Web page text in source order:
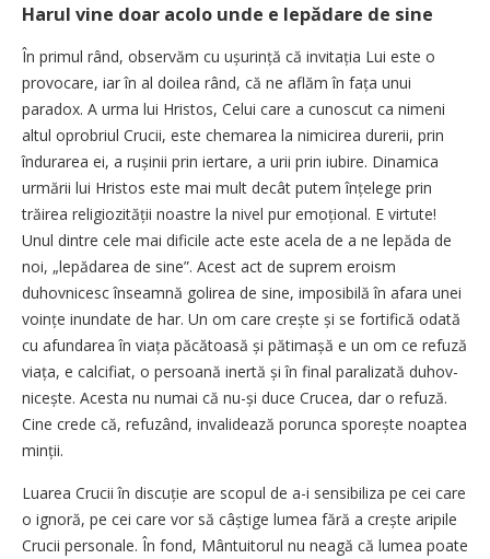
Harul vine doar acolo unde e lepădare de sine
În primul rând, observăm cu ușurință că invitația Lui este o
provocare, iar în al doilea rând, că ne aflăm în fața unui
paradox. A urma lui Hristos, Celui care a cunoscut ca nimeni
altul oprobriul Crucii, este chemarea la nimicirea durerii, prin
îndurarea ei, a rușinii prin iertare, a urii prin iubire. Dinamica
urmării lui Hristos este mai mult decât putem înțelege prin
trăirea religiozității noastre la nivel pur emoțional. E virtute!
Unul dintre cele mai dificile acte este acela de a ne lepăda de
noi, „lepădarea de sine”. Acest act de suprem eroism
duhovnicesc înseamnă golirea de sine, imposibilă în afara unei
voințe inundate de har. Un om care crește și se fortifică odată
cu afundarea în viața păcătoasă și pătimașă e un om ce refuză
viața, e calcifiat, o persoană inertă și în final paralizată duhov­
nicește. Acesta nu numai că nu-și duce Crucea, dar o refuză.
Cine crede că, refuzând, invalidează porunca sporește noaptea
minții.
Luarea Crucii în discuție are scopul de a-i sensibiliza pe cei care
o ignoră, pe cei care vor să câștige lumea fără a crește aripile
Crucii personale. În fond, Mântuitorul nu neagă că lumea poate